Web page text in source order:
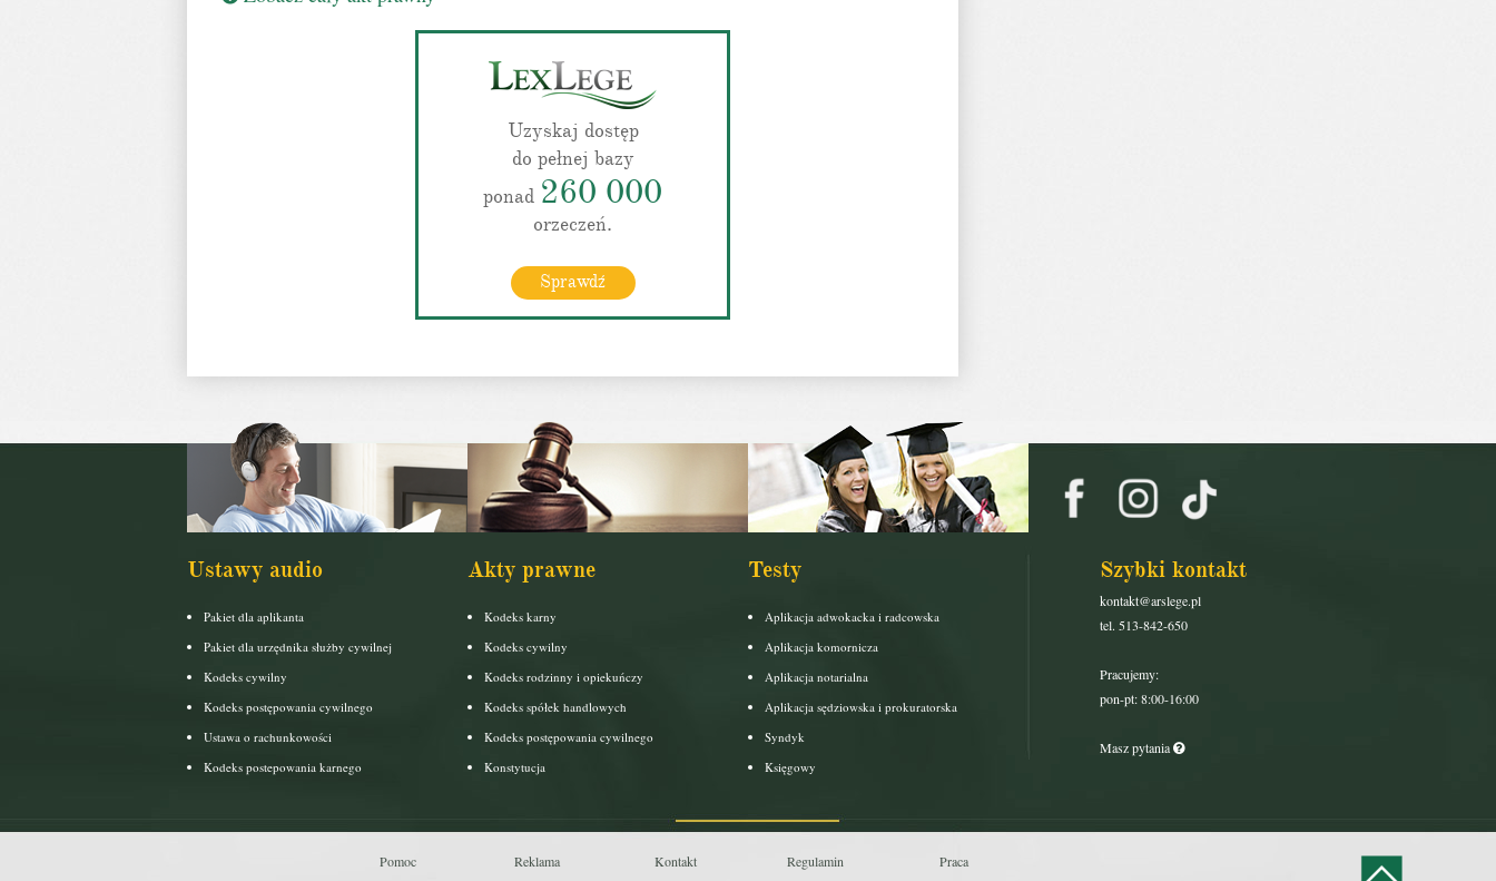
Uzyskaj dostęp
do pełnej bazy
ponad 260 000
orzeczeń.
Sprawdź
Ustawy audio
Pakiet dla aplikanta
Pakiet dla urzędnika służby cywilnej
Kodeks cywilny
Kodeks postępowania cywilnego
Ustawa o rachunkowości
Kodeks postepowania karnego
Akty prawne
Kodeks karny
Kodeks cywilny
Kodeks rodzinny i opiekuńczy
Kodeks spółek handlowych
Kodeks postępowania cywilnego
Konstytucja
Testy
Aplikacja adwokacka i radcowska
Aplikacja komornicza
Aplikacja notarialna
Aplikacja sędziowska i prokuratorska
Syndyk
Księgowy
Szybki kontakt
kontakt@arslege.pl
tel. 513-842-650
Pracujemy:
pon-pt: 8:00-16:00
Masz pytania
Pomoc Reklama Kontakt Regulamin Praca